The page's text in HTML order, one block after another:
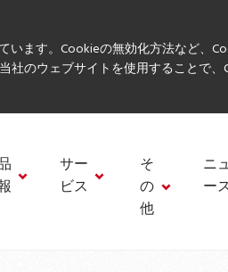
ます。Cookieの無効化方法など、
のウェブサイトを使用することで、
サー
ビス
そ
の
他
ニ
ー